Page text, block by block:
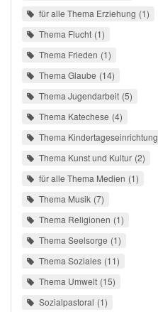
für alle Thema Erziehung 1
Thema Flucht 1
Thema Frieden 1
Thema Glaube 14
Thema Jugendarbeit 5
Thema Katechese 4
Thema Kindertageseinrichtung
Thema Kunst und Kultur 2
für alle Thema Medien 1
Thema Musik 7
Thema Religionen 1
Thema Seelsorge 1
Thema Soziales 11
Thema Umwelt 15
Sozialpastoral 1